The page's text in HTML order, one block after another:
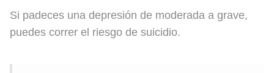
Si padeces una depresión de moderada a grave,
puedes correr el riesgo de suicidio.